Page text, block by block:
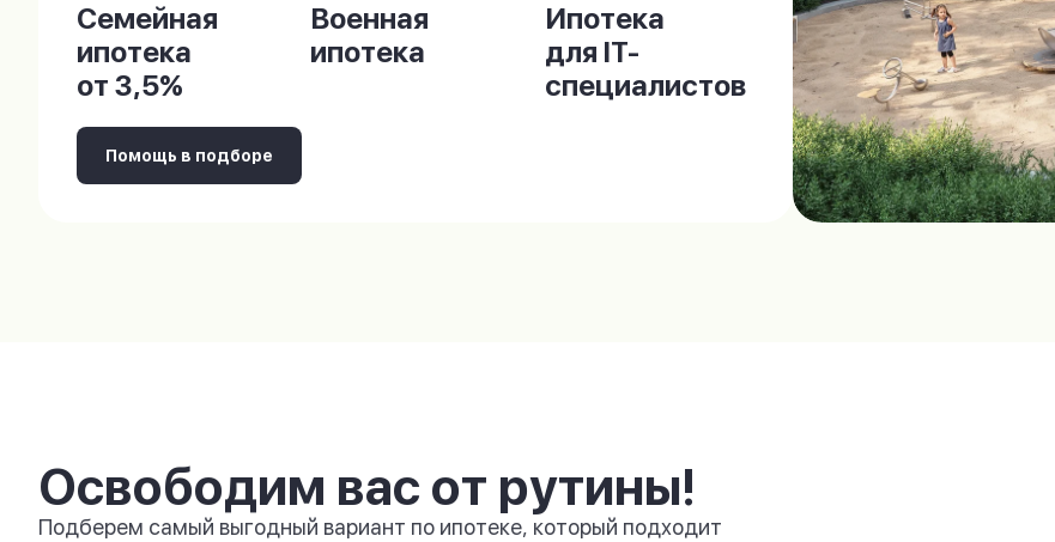
Семейная
ипотека
от 3,5%
Военная
ипотека
Ипотека
для IT-
специалистов
Помощь в подборе
Освободим вас от рутины!
Подберем самый выгодный вариант по ипотеке, который подходит